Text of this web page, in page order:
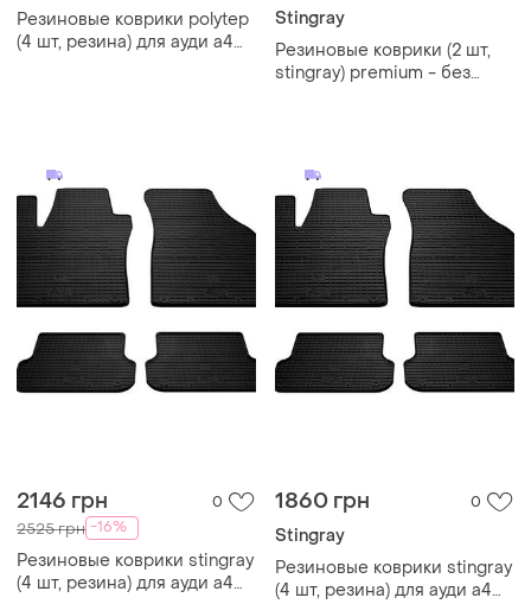
Резиновые коврики polytep
(4 шт, резина) для ауди a4
Stingray
Резиновые коврики (2 шт,
stingray) premium - без
2146 грн 0
2525 грн -16%
Резиновые коврики stingray
(4 шт, резина) для ауди a4
1860 грн 0
Stingray
Резиновые коврики stingray
(4 шт, резина) для ауди a4